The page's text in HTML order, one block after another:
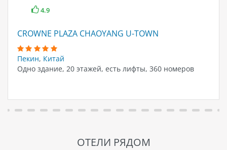
4.9
CROWNE PLAZA CHAOYANG U-TOWN
Пекин, Китай
Одно здание, 20 этажей, есть лифты, 360 номеров
ОТЕЛИ РЯДОМ